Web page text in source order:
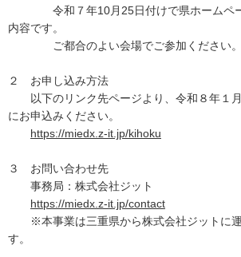
令和７年10月25日付けで県ホームペー
内容です。
ご都合のよい会場でご参加ください。
２ お申し込み方法
以下のリンク先ページより、令和８年１
にお申込みください。
https://miedx.z-it.jp/kihoku
３ お問い合わせ先
事務局：株式会社ジット
https://miedx.z-it.jp/contact
※本事業は三重県から株式会社ジットに運
す。